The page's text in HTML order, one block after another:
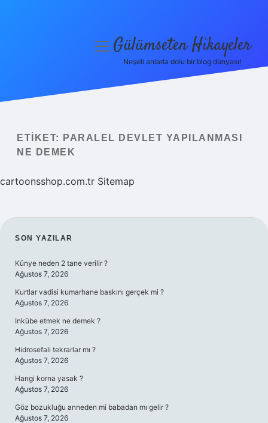
Yasal Uyarı
menüyüGülümseten Hikayeler
Neşeli anlarla dolu bir blog dünyası!
ETIKET:
PARALEL DEVLET YAPILANMASI
NE DEMEK
cartoonsshop.com.tr Sitemap
SIDEBAR
SON YAZILAR
Künye neden 2 tane verilir ?
Ağustos 7, 2026
Kurtlar vadisi kumarhane baskını gerçek mi ?
Ağustos 7, 2026
Inkübe etmek ne demek ?
Ağustos 7, 2026
Hidrosefali tekrarlar mı ?
Ağustos 7, 2026
Hangi korna yasak ?
Ağustos 7, 2026
Göz bozukluğu anneden mi babadan mı gelir ?
Ağustos 7, 2026